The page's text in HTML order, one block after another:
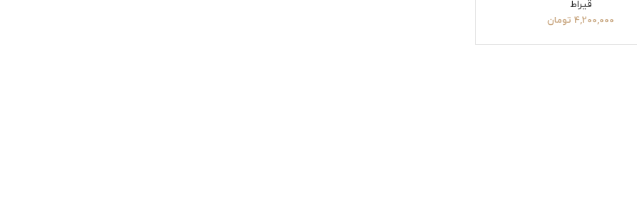
قیراط
4,200,000 تومان